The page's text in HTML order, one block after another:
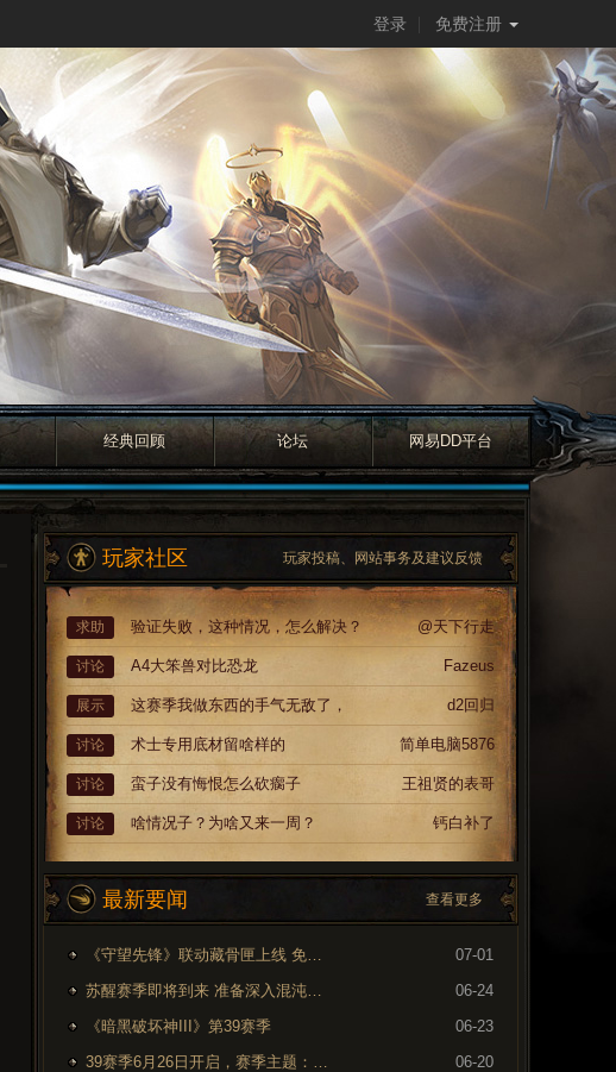
登录 免费注册
经典回顾 论坛 网易DD平台
玩家社区 玩家投稿、网站事务及建议反馈
求助 验证失败，这种情况，怎么解决？ @天下行走
讨论 A4大笨兽对比恐龙 Fazeus
展示 这赛季我做东西的手气无敌了， d2回归
讨论 术士专用底材留啥样的 简单电脑5876
讨论 蛮子没有悔恨怎么砍瘸子 王祖贤的表哥
讨论 啥情况子？为啥又来一周？ 钙白补了
最新要闻 查看更多
《守望先锋》联动藏骨匣上线 免费领取专属外观
07-01
苏醒赛季即将到来 准备深入混沌裂隙
06-24
《暗黑破坏神III》第39赛季
06-23
39赛季6月26日开启，赛季主题：奈非天之影
06-20